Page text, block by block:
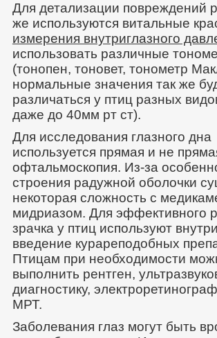
Для детализации повреждений
же используются витальные
измерения внутриглазного
использовать различные
(тонопен, тоновет, тонометр
нормальные значения так же
различаться у птиц разных
даже до 40мм рт ст).
Для исследования глазного дна
используется прямая и не
офтальмоскопия. Из-за
строения радужной оболочки
некоторая сложность с
мидриазом. Для эффективного
зрачка у птиц используют
введение курареподобных
Птицам при необходимости
выполнить рентген,
диагностику,
МРТ.
Заболевания глаз могут быть